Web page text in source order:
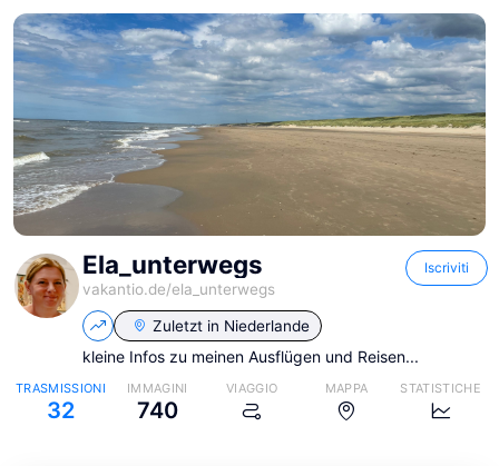
Ela_unterwegs
vakantio.de/ela_unterwegs
Iscriviti
Zuletzt in Niederlande
kleine Infos zu meinen Ausflügen und Reisen...
TRASMISSIONI
32
IMMAGINI
740
VIAGGIO MAPPA STATISTICHE